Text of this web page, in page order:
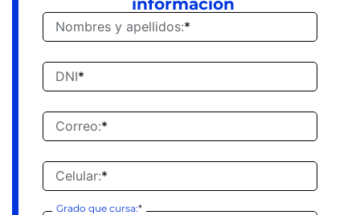
información
Nombres y apellidos:*
DNI*
Correo:*
Celular:*
Grado que cursa:*